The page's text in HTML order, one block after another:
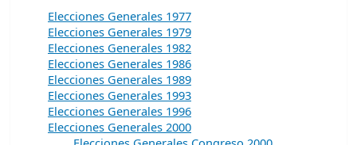
Elecciones Generales 1977
Elecciones Generales 1979
Elecciones Generales 1982
Elecciones Generales 1986
Elecciones Generales 1989
Elecciones Generales 1993
Elecciones Generales 1996
Elecciones Generales 2000